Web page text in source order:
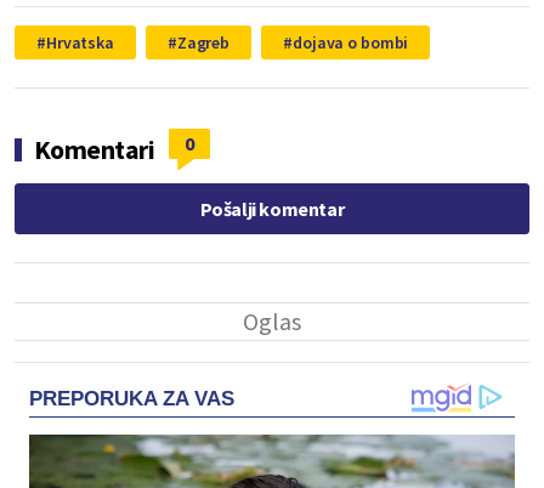
Hrvatska Zagreb dojava o bombi
Komentari 0
Pošalji komentar
PREPORUKA ZA VAS